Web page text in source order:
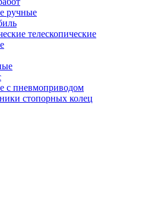
ручные
телескопические
с пневмоприводом
стопорных колец